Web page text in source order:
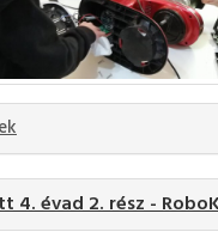
4. évad 2. rész -